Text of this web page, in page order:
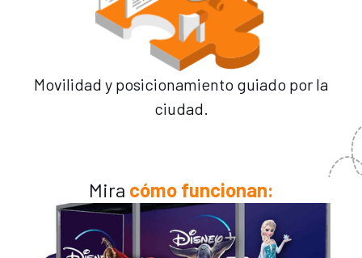
Movilidad y posicionamiento guiado por la
ciudad.
Mira cómo funcionan: